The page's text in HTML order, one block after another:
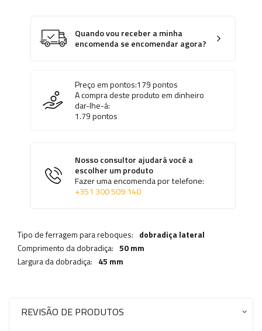
Quando vou receber a minha
encomenda se encomendar agora?
Preço em pontos:179pontos
A compra deste produto em dinheiro
dar-lhe-á:
1.79pontos
Nosso consultor ajudará você a
escolher um produto
Fazer uma encomenda por telefone:
+351 300 509 140
Tipo de ferragem para reboques: dobradiça lateral
Comprimento da dobradiça: 50 mm
Largura da dobradiça: 45 mm
REVISÃO DE PRODUTOS